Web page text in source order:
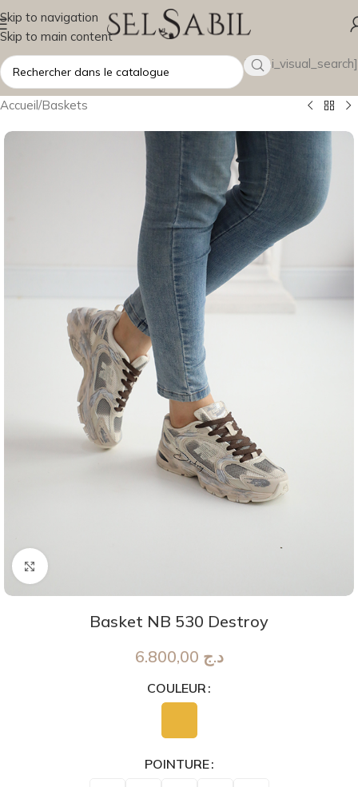
Skip to navigation
Skip to main content
[wsbi_visual_search]
Accueil/Baskets
Agrandir
Basket NB 530 Destroy
د.ج
COULEUR
POINTURE